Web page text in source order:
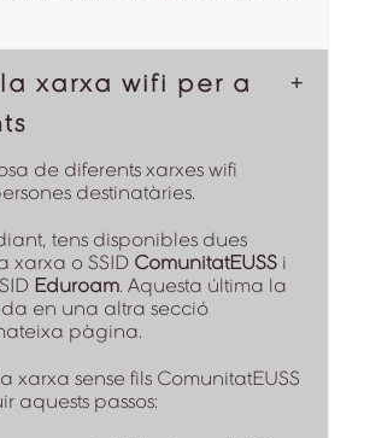
xarxa wifi per a
de diferents xarxes wifi
destinatàries.
tens disponibles dues
xarxa o SSID ComunitatEUSS i
Eduroam. Aquesta última la
en una altra secció
pàgina.
xarxa sense fils ComunitatEUSS
aquests passos: